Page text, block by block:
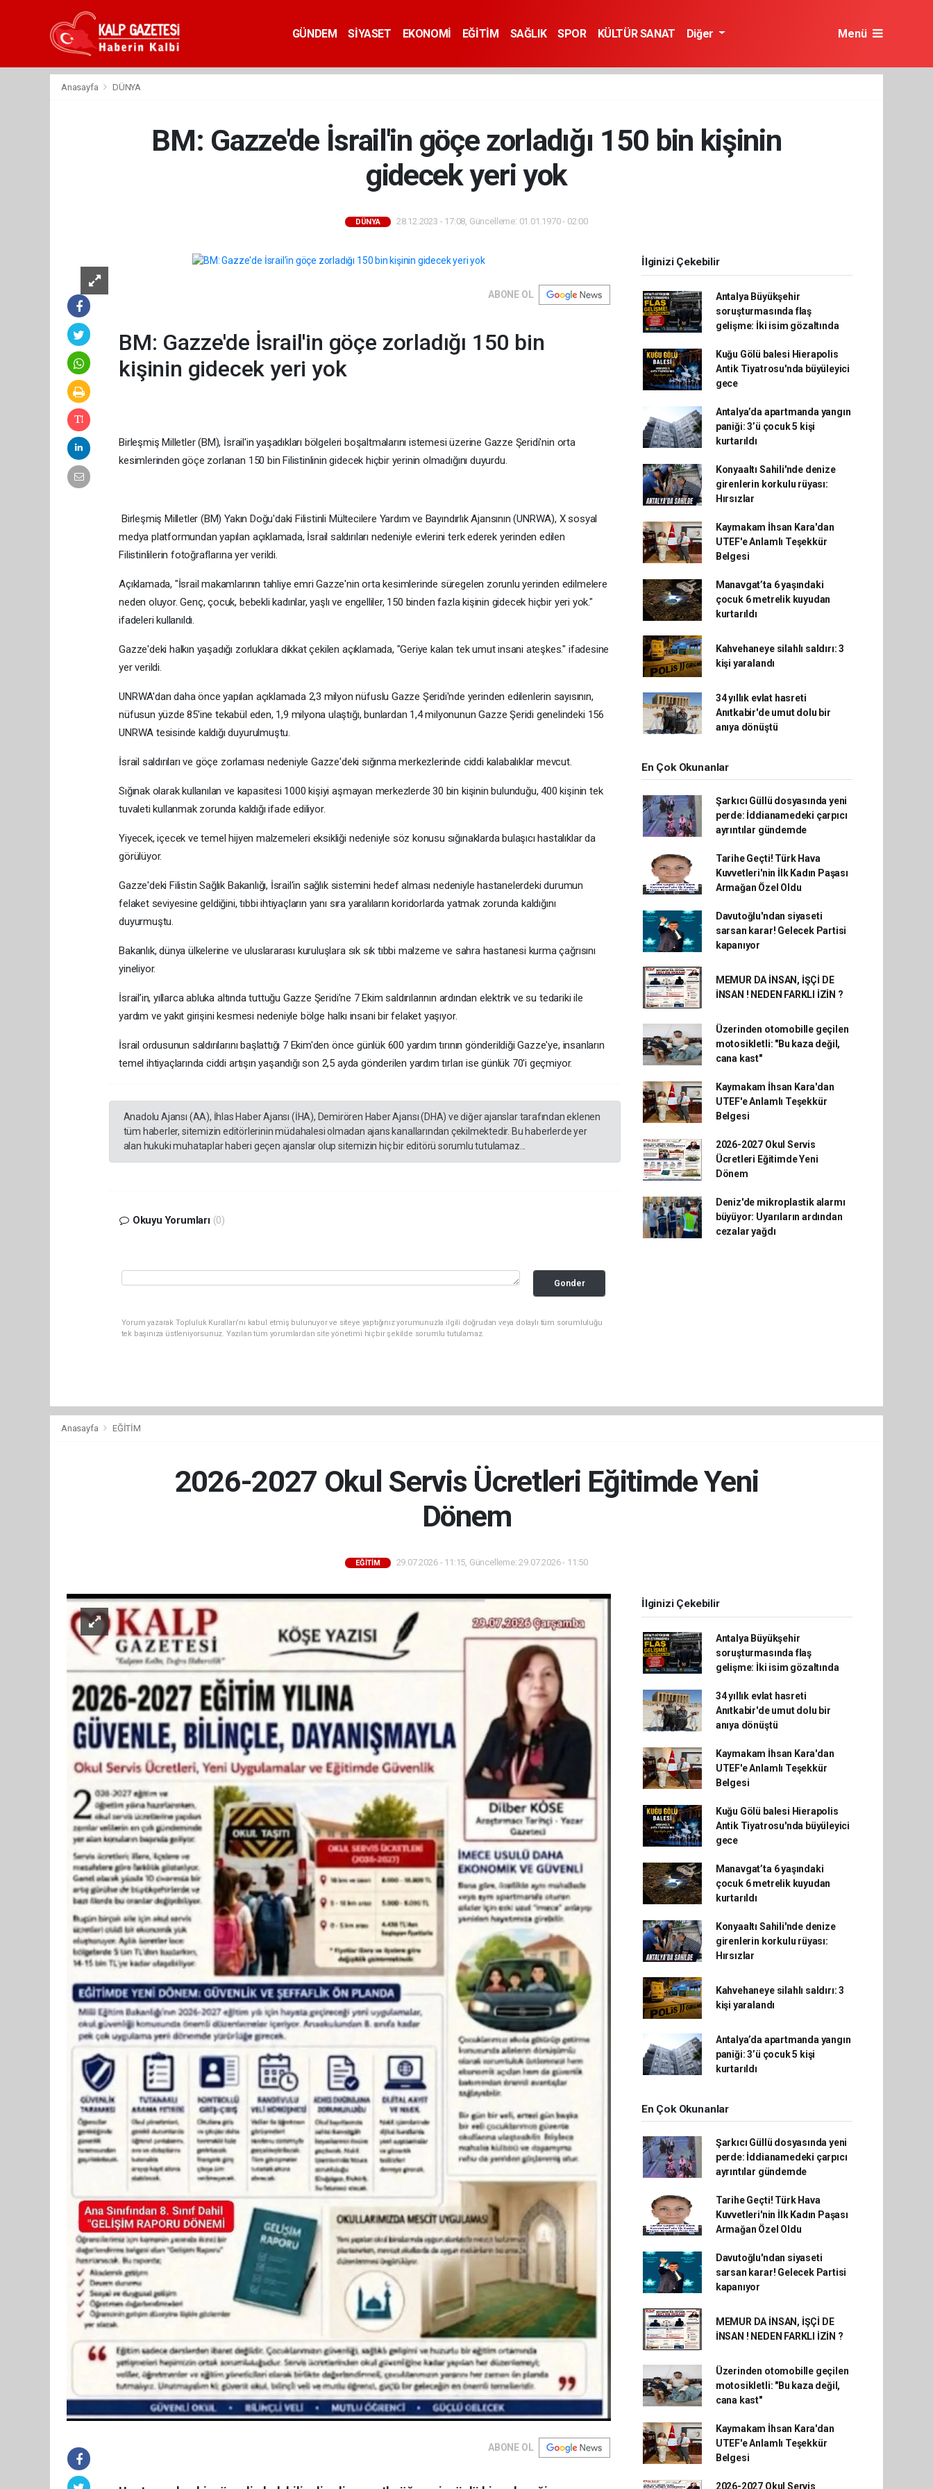
GÜNDEM SİYASET EKONOMİ EĞİTİM SAĞLIK SPOR KÜLTÜR SANAT Diğer Menü
Anasayfa DÜNYA
BM: Gazze'de İsrail'in göçe zorladığı 150 bin kişinin
gidecek yeri yok
DÜNYA 28.12.2023 - 17:08, Güncelleme: 01.01.1970 - 02:00
ABONE OL
BM: Gazze'de İsrail'in göçe zorladığı 150 bin
kişinin gidecek yeri yok
Birleşmiş Milletler (BM), İsrail'in yaşadıkları bölgeleri boşaltmalarını istemesi üzerine Gazze Şeridi'nin orta
kesimlerinden göçe zorlanan 150 bin Filistinlinin gidecek hiçbir yerinin olmadığını duyurdu.
Birleşmiş Milletler (BM) Yakın Doğu'daki Filistinli Mültecilere Yardım ve Bayındırlık Ajansının (UNRWA), X sosyal
medya platformundan yapılan açıklamada, İsrail saldırıları nedeniyle evlerini terk ederek yerinden edilen
Filistinlilerin fotoğraflarına yer verildi.
Açıklamada, "İsrail makamlarının tahliye emri Gazze'nin orta kesimlerinde süregelen zorunlu yerinden edilmelere
neden oluyor. Genç, çocuk, bebekli kadınlar, yaşlı ve engelliler, 150 binden fazla kişinin gidecek hiçbir yeri yok."
ifadeleri kullanıldı.
Gazze'deki halkın yaşadığı zorluklara dikkat çekilen açıklamada, "Geriye kalan tek umut insani ateşkes." ifadesine
yer verildi.
UNRWA'dan daha önce yapılan açıklamada 2,3 milyon nüfuslu Gazze Şeridi'nde yerinden edilenlerin sayısının,
nüfusun yüzde 85'ine tekabül eden, 1,9 milyona ulaştığı, bunlardan 1,4 milyonunun Gazze Şeridi genelindeki 156
UNRWA tesisinde kaldığı duyurulmuştu.
İsrail saldırıları ve göçe zorlaması nedeniyle Gazze'deki sığınma merkezlerinde ciddi kalabalıklar mevcut.
Sığınak olarak kullanılan ve kapasitesi 1000 kişiyi aşmayan merkezlerde 30 bin kişinin bulunduğu, 400 kişinin tek
tuvaleti kullanmak zorunda kaldığı ifade ediliyor.
Yiyecek, içecek ve temel hijyen malzemeleri eksikliği nedeniyle söz konusu sığınaklarda bulaşıcı hastalıklar da
görülüyor.
Gazze'deki Filistin Sağlık Bakanlığı, İsrail'in sağlık sistemini hedef alması nedeniyle hastanelerdeki durumun
felaket seviyesine geldiğini, tıbbi ihtiyaçların yanı sıra yaralıların koridorlarda yatmak zorunda kaldığını
duyurmuştu.
Bakanlık, dünya ülkelerine ve uluslararası kuruluşlara sık sık tıbbi malzeme ve sahra hastanesi kurma çağrısını
yineliyor.
İsrail’in, yıllarca abluka altında tuttuğu Gazze Şeridi’ne 7 Ekim saldırılarının ardından elektrik ve su tedariki ile
yardım ve yakıt girişini kesmesi nedeniyle bölge halkı insani bir felaket yaşıyor.
İsrail ordusunun saldırılarını başlattığı 7 Ekim'den önce günlük 600 yardım tırının gönderildiği Gazze'ye, insanların
temel ihtiyaçlarında ciddi artışın yaşandığı son 2,5 ayda gönderilen yardım tırları ise günlük 70'i geçmiyor.
Anadolu Ajansı (AA), İhlas Haber Ajansı (İHA), Demirören Haber Ajansı (DHA) ve diğer ajanslar tarafından eklenen
tüm haberler, sitemizin editörlerinin müdahalesi olmadan ajans kanallarından çekilmektedir. Bu haberlerde yer
alan hukuki muhataplar haberi geçen ajanslar olup sitemizin hiç bir editörü sorumlu tutulamaz...
Okuyu Yorumları (0)
Gonder
Yorum yazarak Topluluk Kuralları’nı kabul etmiş bulunuyor ve siteye yaptığınız yorumunuzla ilgili doğrudan veya dolaylı tüm sorumluluğu
tek başınıza üstleniyorsunuz. Yazılan tüm yorumlardan site yönetimi hiçbir şekilde sorumlu tutulamaz.
İlginizi Çekebilir
Antalya Büyükşehir
soruşturmasında flaş
gelişme: İki isim gözaltında
Kuğu Gölü balesi Hierapolis
Antik Tiyatrosu'nda büyüleyici
gece
Antalya’da apartmanda yangın
paniği: 3’ü çocuk 5 kişi
kurtarıldı
Konyaaltı Sahili'nde denize
girenlerin korkulu rüyası:
Hırsızlar
Kaymakam İhsan Kara'dan
UTEF'e Anlamlı Teşekkür
Belgesi
Manavgat’ta 6 yaşındaki
çocuk 6 metrelik kuyudan
kurtarıldı
Kahvehaneye silahlı saldırı: 3
kişi yaralandı
34 yıllık evlat hasreti
Anıtkabir'de umut dolu bir
anıya dönüştü
En Çok Okunanlar
Şarkıcı Güllü dosyasında yeni
perde: İddianamedeki çarpıcı
ayrıntılar gündemde
Tarihe Geçti! Türk Hava
Kuvvetleri'nin İlk Kadın Paşası
Armağan Özel Oldu
Davutoğlu'ndan siyaseti
sarsan karar! Gelecek Partisi
kapanıyor
MEMUR DA İNSAN, İŞÇİ DE
İNSAN ! NEDEN FARKLI İZİN ?
Üzerinden otomobille geçilen
motosikletli: "Bu kaza değil,
cana kast"
Kaymakam İhsan Kara'dan
UTEF'e Anlamlı Teşekkür
Belgesi
2026-2027 Okul Servis
Ücretleri Eğitimde Yeni
Dönem
Deniz'de mikroplastik alarmı
büyüyor: Uyarıların ardından
cezalar yağdı
Anasayfa EĞİTİM
2026-2027 Okul Servis Ücretleri Eğitimde Yeni
Dönem
EĞİTİM 29.07.2026 - 11:15, Güncelleme: 29.07.2026 - 11:50
ABONE OL
İlginizi Çekebilir
Antalya Büyükşehir
soruşturmasında flaş
gelişme: İki isim gözaltında
34 yıllık evlat hasreti
Anıtkabir'de umut dolu bir
anıya dönüştü
Kaymakam İhsan Kara'dan
UTEF'e Anlamlı Teşekkür
Belgesi
Kuğu Gölü balesi Hierapolis
Antik Tiyatrosu'nda büyüleyici
gece
Manavgat’ta 6 yaşındaki
çocuk 6 metrelik kuyudan
kurtarıldı
Konyaaltı Sahili'nde denize
girenlerin korkulu rüyası:
Hırsızlar
Kahvehaneye silahlı saldırı: 3
kişi yaralandı
Antalya’da apartmanda yangın
paniği: 3’ü çocuk 5 kişi
kurtarıldı
En Çok Okunanlar
Şarkıcı Güllü dosyasında yeni
perde: İddianamedeki çarpıcı
ayrıntılar gündemde
Tarihe Geçti! Türk Hava
Kuvvetleri'nin İlk Kadın Paşası
Armağan Özel Oldu
Davutoğlu'ndan siyaseti
sarsan karar! Gelecek Partisi
kapanıyor
MEMUR DA İNSAN, İŞÇİ DE
İNSAN ! NEDEN FARKLI İZİN ?
Üzerinden otomobille geçilen
motosikletli: "Bu kaza değil,
cana kast"
Kaymakam İhsan Kara'dan
UTEF'e Anlamlı Teşekkür
Belgesi
2026-2027 Okul Servis